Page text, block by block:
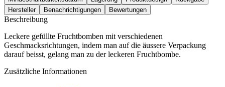
Hersteller
Benachrichtigungen Bewertungen
Beschreibung
Leckere gefüllte Fruchtbomben mit verschiedenen
Geschmacksrichtungen, indem man auf die äussere Verpackung
darauf beisst, gelang man zu der leckeren Fruchtbombe.
Zusätzliche Informationen